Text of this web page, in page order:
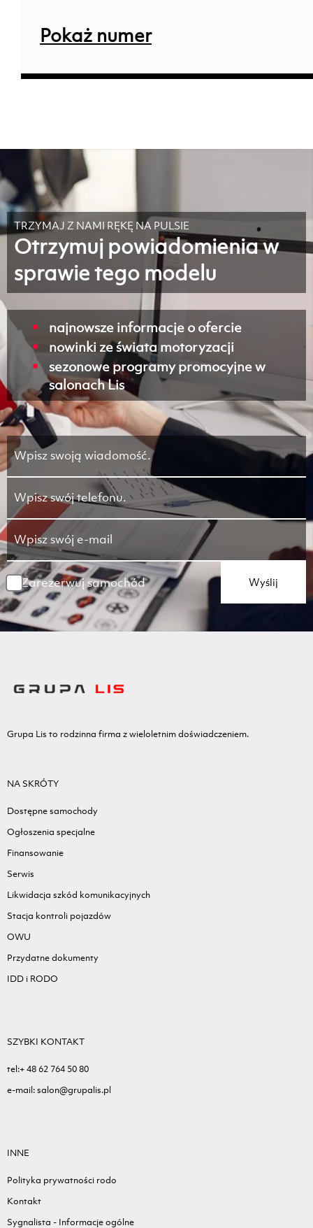
Pokaż numer
TRZYMAJ Z NAMI RĘKĘ NA PULSIE
Otrzymuj powiadomienia w
sprawie tego modelu
najnowsze informacje o ofercie
nowinki ze świata motoryzacji
sezonowe programy promocyjne w
salonach Lis
Zarezerwuj samochód Wyślij
Grupa Lis to rodzinna firma z wieloletnim doświadczeniem.
NA SKRÓTY
Dostępne samochody
Ogłoszenia specjalne
Finansowanie
Serwis
Likwidacja szkód komunikacyjnych
Stacja kontroli pojazdów
OWU
Przydatne dokumenty
IDD i RODO
SZYBKI KONTAKT
tel:+ 48 62 764 50 80
e-mail: salon@grupalis.pl
INNE
Polityka prywatności rodo
Kontakt
Sygnalista - Informacje ogólne